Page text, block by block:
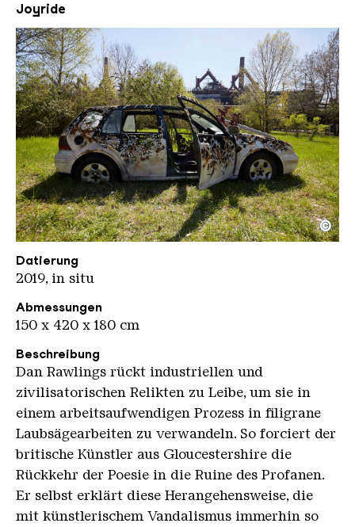
Joyride
Dan Rawlings Joyride1
Copyright: Weltkulturerbe Völklinger Hütte /
©
Datierung
2019, in situ
Abmessungen
150 x 420 x 180 cm
Beschreibung
Dan Rawlings rückt industriellen und
zivilisatorischen Relikten zu Leibe, um sie in
einem arbeitsaufwendigen Prozess in filigrane
Laubsägearbeiten zu verwandeln. So forciert der
britische Künstler aus Gloucestershire die
Rückkehr der Poesie in die Ruine des Profanen.
Er selbst erklärt diese Herangehensweise, die
mit künstlerischem Vandalismus immerhin so